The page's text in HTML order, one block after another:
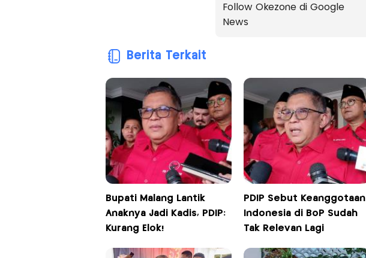
Follow Okezone di Google
News
Berita Terkait
Bupati Malang Lantik
Anaknya Jadi Kadis, PDIP:
Kurang Elok!
PDIP Sebut Keanggotaan
Indonesia di BoP Sudah
Tak Relevan Lagi